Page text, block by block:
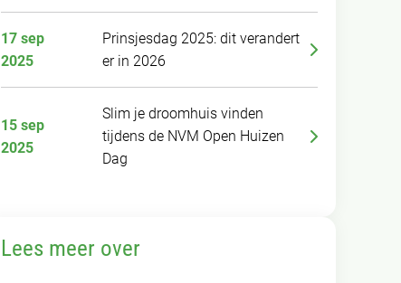
17 sep
2025
Prinsjesdag 2025: dit verandert
er in 2026
15 sep
2025
Slim je droomhuis vinden
tijdens de NVM Open Huizen
Dag
Lees meer over